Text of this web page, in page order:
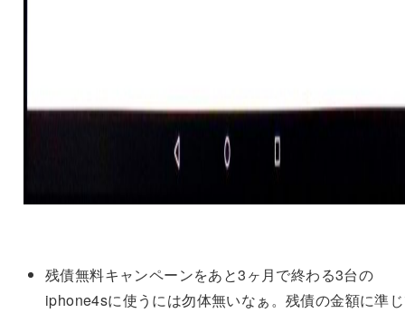
残債無料キャンペーンをあと3ヶ月で終わる3台の
iphone4sに使うには勿体無いなぁ。残債の金額に準